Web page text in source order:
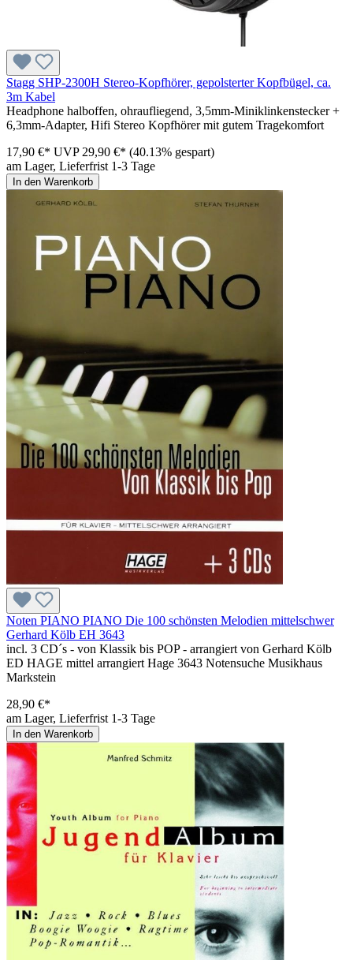
Stagg SHP-2300H Stereo-Kopfhörer, gepolsterter Kopfbügel, ca.
3m Kabel
Headphone halboffen, ohraufliegend, 3,5mm-Miniklinkenstecker +
6,3mm-Adapter, Hifi Stereo Kopfhörer mit gutem Tragekomfort
17,90 €* UVP 29,90 €* (40.13% gespart)
am Lager, Lieferfrist 1-3 Tage
In den Warenkorb
Noten PIANO PIANO Die 100 schönsten Melodien mittelschwer
Gerhard Kölb EH 3643
incl. 3 CD´s - von Klassik bis POP - arrangiert von Gerhard Kölb
ED HAGE mittel arrangiert Hage 3643 Notensuche Musikhaus
Markstein
28,90 €*
am Lager, Lieferfrist 1-3 Tage
In den Warenkorb